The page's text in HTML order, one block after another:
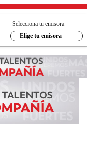
Selecciona tu emisora
Elige tu emisora